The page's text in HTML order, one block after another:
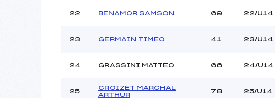
22 BENAMOR SAMSON 69 22/U14
23 GERMAIN TIMEO 41 23/U14
24 GRASSINI MATTEO 66 24/U14
25
CROIZET MARCHAL
ARTHUR
78 25/U14